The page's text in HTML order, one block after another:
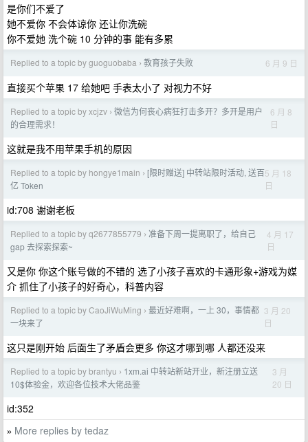
是你们不爱了
她不爱你 不会体谅你 还让你洗碗
你不爱她 洗个碗 10 分钟的事 能有多累
Replied to a topic by guoguobaba › 教育孩子失败 6 月 9 日
直接买个苹果 17 给她吧 手表太小了 对视力不好
Replied to a topic by xcjzv › 微信为何丧心病狂打击多开？多开是用户
的合理需求！
6 月 8
日
这就是我不用苹果手机的原因
Replied to a topic by hongye1main › [限时赠送] 中转站限时活动, 送百
亿 Token
5 月 18
日
id:708 谢谢老板
Replied to a topic by q2677855779 › 准备下周一提离职了，给自己
gap 去探索探索~
4 月 17
日
又是你 你这个账号做的不错的 选了小孩子喜欢的卡通形象+游戏为媒
介 抓住了小孩子的好奇心，科普内容
Replied to a topic by CaoJiWuMing › 最近好难啊，一上 30，事情都
一块来了
3 月 20
日
这只是刚开始 后面生了矛盾会更多 你这才哪到哪 人都还没来
Replied to a topic by brantyu › 1xm.ai 中转站新站开业，新注册立送
10$体验金，欢迎各位技术大佬品鉴
3 月
20 日
id:352
» More replies by tedaz